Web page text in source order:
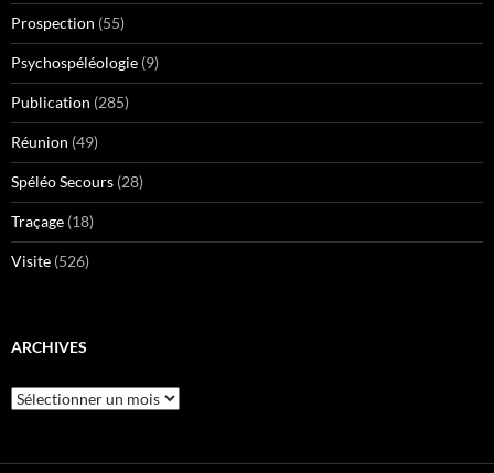
Prospection (55)
Psychospéléologie (9)
Publication (285)
Réunion (49)
Spéléo Secours (28)
Traçage (18)
Visite (526)
ARCHIVES
Archives